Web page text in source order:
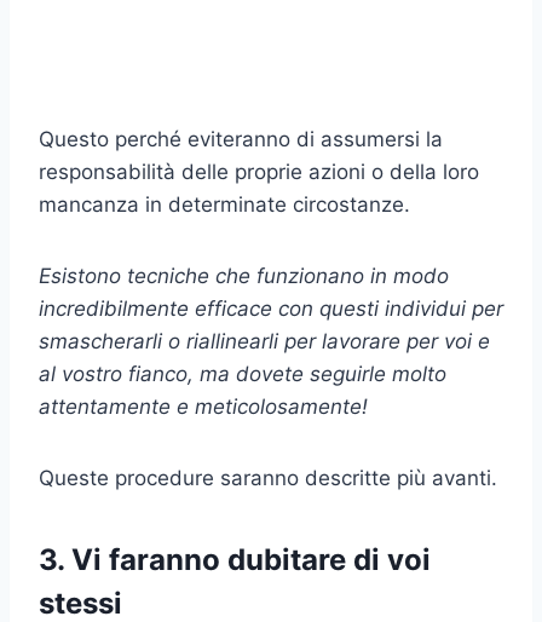
Questo perché eviteranno di assumersi la
responsabilità delle proprie azioni o della loro
mancanza in determinate circostanze.
Esistono tecniche che funzionano in modo
incredibilmente efficace con questi individui per
smascherarli o riallinearli per lavorare per voi e
al vostro fianco, ma dovete seguirle molto
attentamente e meticolosamente!
Queste procedure saranno descritte più avanti.
3. Vi faranno dubitare di voi
stessi